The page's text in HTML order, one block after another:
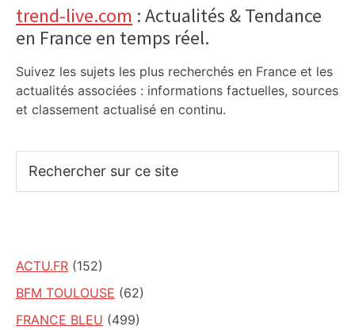
trend-live.com : Actualités & Tendance
en France en temps réel.
Suivez les sujets les plus recherchés en France et les
actualités associées : informations factuelles, sources
et classement actualisé en continu.
sur
ACTU.FR (152)
BFM TOULOUSE (62)
FRANCE BLEU (499)